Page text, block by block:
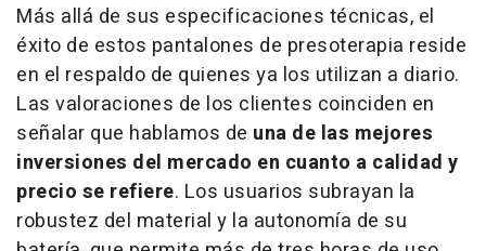
Más allá de sus especificaciones técnicas, el
éxito de estos pantalones de presoterapia reside
en el respaldo de quienes ya los utilizan a diario.
Las valoraciones de los clientes coinciden en
señalar que hablamos de una de las mejores
inversiones del mercado en cuanto a calidad y
precio se refiere. Los usuarios subrayan la
robustez del material y la autonomía de su